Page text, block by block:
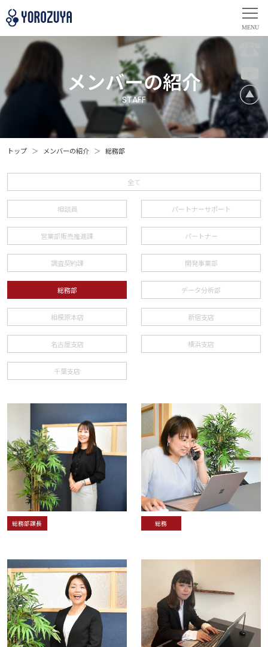
メンバーの紹介
STAFF
トップ メンバーの紹介 総務部
全て
相談員 パートナーサポート
営業部販売推進課 パートナー
調査契約課 開発事業部
総務部 データ分析部
相模原本店 新宿支店
名古屋支店 横浜支店
千葉支店
総務部課長 総務